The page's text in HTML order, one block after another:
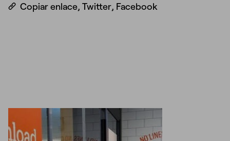
Copiar enlace, Twitter, Facebook